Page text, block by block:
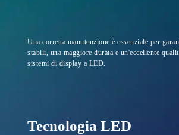
Una corretta manutenzione è essenziale per
stabili, una maggiore durata e un'eccellente
sistemi di display a LED.
Tecnologia LED